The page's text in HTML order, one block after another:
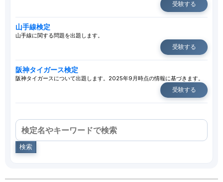
受験する
山手線検定
山手線に関する問題を出題します。
受験する
阪神タイガース検定
阪神タイガースについて出題します。2025年9月時点の情報に基づきます。
受験する
検索